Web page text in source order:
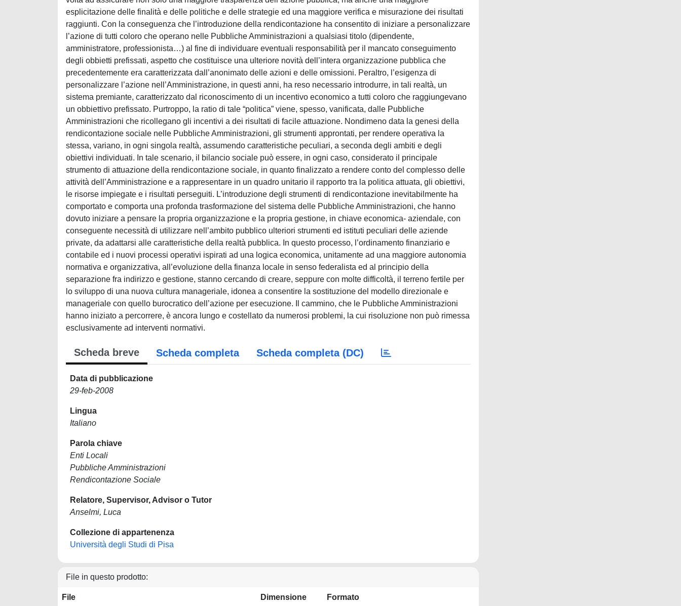
esplicitazione delle finalità e delle politiche e delle strategie ed una maggiore verifica e misurazione dei risultati
raggiunti. Con la conseguenza che l’introduzione della rendicontazione ha consentito di iniziare a personalizzare
l’azione di tutti coloro che operano nelle Pubbliche Amministrazioni a qualsiasi titolo (dipendente,
amministratore, professionista…) al fine di individuare eventuali responsabilità per il mancato conseguimento
degli obbietti prefissati, aspetto che costituisce una ulteriore novità dell’intera organizzazione pubblica che
precedentemente era caratterizzata dall’anonimato delle azioni e delle omissioni. Peraltro, l’esigenza di
personalizzare l’azione nell’Amministrazione, in questi anni, ha reso necessario introdurre, in tali realtà, un
sistema premiante, caratterizzato dal riconoscimento di un incentivo economico a tutti coloro che raggiungevano
un obbiettivo prefissato. Purtroppo, la ratio di tale “politica” viene, spesso, vanificata, dalle Pubbliche
Amministrazioni che ricollegano gli incentivi a dei risultati di facile attuazione. Nondimeno data la genesi della
rendicontazione sociale nelle Pubbliche Amministrazioni, gli strumenti approntati, per rendere operativa la
stessa, variano, in ogni singola realtà, assumendo caratteristiche peculiari, a seconda degli ambiti e degli
obiettivi individuati. In tale scenario, il bilancio sociale può essere, in ogni caso, considerato il principale
strumento di attuazione della rendicontazione sociale, in quanto finalizzato a rendere conto del complesso delle
attività dell’Amministrazione e a rappresentare in un quadro unitario il rapporto tra la politica attuata, gli obiettivi,
le risorse impiegate e i risultati perseguiti. L’introduzione degli strumenti di rendicontazione inevitabilmente ha
comportato e comporta una profonda trasformazione del sistema delle Pubbliche Amministrazioni, che hanno
dovuto iniziare a pensare la propria organizzazione e la propria gestione, in chiave economica- aziendale, con
conseguente necessità di utilizzare nell’ambito pubblico ulteriori strumenti ed istituti peculiari delle aziende
private, da adattarsi alle caratteristiche della realtà pubblica. In questo processo, l’ordinamento finanziario e
contabile ed i nuovi processi operativi ispirati ad una logica economica, unitamente ad una maggiore autonomia
normativa e organizzativa, all’evoluzione della finanza locale in senso federalista ed al principio della
separazione fra indirizzo e gestione, stanno cercando di creare, seppure con molte difficoltà, il terreno fertile per
lo sviluppo di una nuova cultura manageriale, idonea a consentire la sostituzione del modello direzionale e
manageriale con quello burocratico dell’azione per esecuzione. Il cammino, che le Pubbliche Amministrazioni
hanno iniziato a percorrere, è ancora lungo e costellato da numerosi problemi, la cui risoluzione non può rimessa
esclusivamente ad interventi normativi.
Scheda breve Scheda completa Scheda completa (DC)
Data di pubblicazione
29-feb-2008
Lingua
Italiano
Parola chiave
Enti Locali
Pubbliche Amministrazioni
Rendicontazione Sociale
Relatore, Supervisor, Advisor o Tutor
Anselmi, Luca
Collezione di appartenenza
Università degli Studi di Pisa
File in questo prodotto:
File Dimensione Formato